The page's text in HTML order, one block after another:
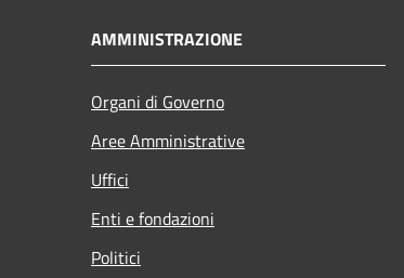
AMMINISTRAZIONE
Organi di Governo
Aree Amministrative
Uffici
Enti e fondazioni
Politici